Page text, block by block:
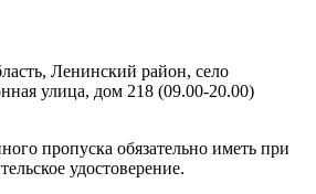
Ленинский район, село
улица, дом 218 (09.00-20.00)
пропуска обязательно иметь при
удостоверение.